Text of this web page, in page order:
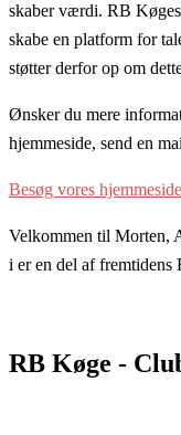
skaber værdi. RB
skabe en platform for
støtter derfor op om
Ønsker du mere
hjemmeside, send en
Besøg vores
Velkommen til Morten,
i er en del af fremtidens
RB Køge -